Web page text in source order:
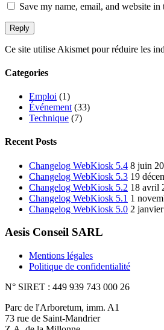
Save my name, email, and website
Ce site utilise Akismet pour réduire les
Categories
Emploi (1)
Événement (33)
Technique (7)
Recent Posts
Changelog WebKiosk 5.4 8 juin
Changelog WebKiosk 5.3 19
Changelog WebKiosk 5.2 18 avril
Changelog WebKiosk 5.1 1
Changelog WebKiosk 5.0 2
Aesis Conseil SARL
Mentions légales
Politique de confidentialité
N° SIRET : 449 939 743 000 26
Parc de l'Arboretum, imm. A1
73 rue de Saint-Mandrier